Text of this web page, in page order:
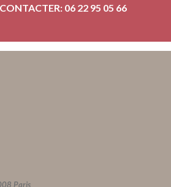
06 22 95 05 66
Paris